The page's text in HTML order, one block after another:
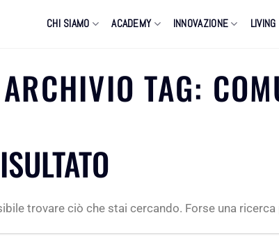
CHI SIAMO ACADEMY INNOVAZIONE
ARCHIVIO TAG:
trovare ciò che stai cercando. Forse una